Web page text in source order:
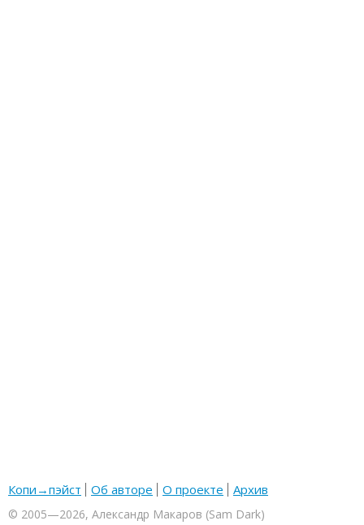
Копи→пэйст Об авторе О проекте Архив
© 2005—2026, Александр Макаров (Sam Dark)